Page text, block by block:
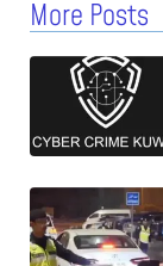
More Posts